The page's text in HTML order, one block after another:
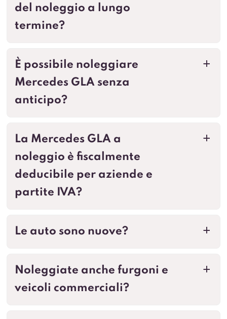
del noleggio a lungo
termine?
a
È possibile noleggiare
Mercedes GLA senza
anticipo?
a
La Mercedes GLA a
noleggio è fiscalmente
deducibile per aziende e
partite IVA?
a
Le auto sono nuove?
a
Noleggiate anche furgoni e
veicoli commerciali?